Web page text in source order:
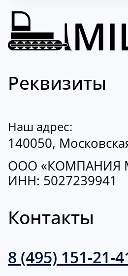
Реквизиты
Наш адрес:
140050,
ООО «КОМПАНИЯ
ИНН: 5027239941
Контакты
8 (495) 151-21-